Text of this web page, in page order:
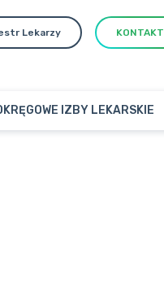
Lekarzy KONTAKT
IZBY LEKARSKIE